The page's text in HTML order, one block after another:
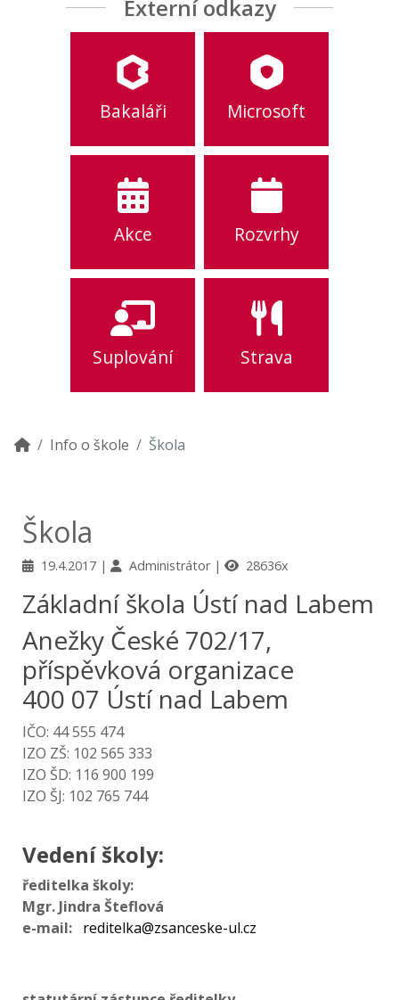
Externí odkazy
Bakaláři Microsoft
Akce Rozvrhy
Suplování Strava
Info o škole Škola
Škola
19.4.2017 Administrátor 28636x
Základní škola Ústí nad Labem
Anežky České 702/17,
příspěvková organizace
400 07 Ústí nad Labem
IČO: 44 555 474
IZO ZŠ: 102 565 333
IZO ŠD: 116 900 199
IZO ŠJ: 102 765 744
Vedení školy:
ředitelka školy:
Mgr. Jindra Šteflová
e-mail: reditelka@zsanceske-ul.cz